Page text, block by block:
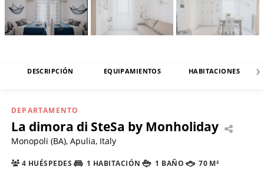
DESCRIPCIÓN EQUIPAMIENTOS HABITACIONES
DEPARTAMENTO
La dimora di SteSa by Monholiday
Monopoli (BA), Apulia, Italy
4 HUÉSPEDES 1 HABITACIÓN 1 BAÑO 70 M²